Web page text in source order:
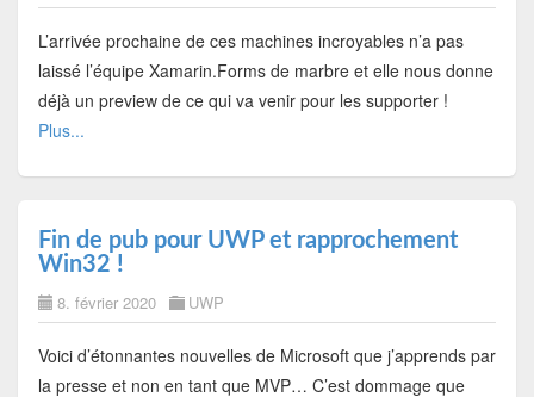
L’arrivée prochaine de ces machines incroyables n’a pas
laissé l’équipe Xamarin.Forms de marbre et elle nous donne
déjà un preview de ce qui va venir pour les supporter !
Plus...
Fin de pub pour UWP et rapprochement
Win32 !
8. février 2020 UWP
Voici d’étonnantes nouvelles de Microsoft que j’apprends par
la presse et non en tant que MVP… C’est dommage que